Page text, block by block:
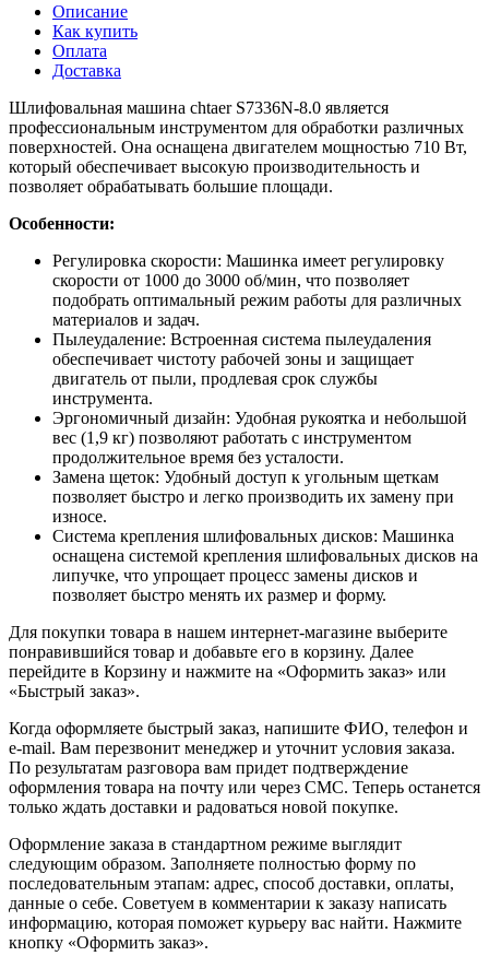
Описание
Как купить
Оплата
Доставка
Шлифовальная машина chtaer S7336N-8.0 является
профессиональным инструментом для обработки различных
поверхностей. Она оснащена двигателем мощностью 710 Вт,
который обеспечивает высокую производительность и
позволяет обрабатывать большие площади.
Особенности:
Регулировка скорости: Машинка имеет регулировку
скорости от 1000 до 3000 об/мин, что позволяет
подобрать оптимальный режим работы для различных
материалов и задач.
Пылеудаление: Встроенная система пылеудаления
обеспечивает чистоту рабочей зоны и защищает
двигатель от пыли, продлевая срок службы
инструмента.
Эргономичный дизайн: Удобная рукоятка и небольшой
вес (1,9 кг) позволяют работать с инструментом
продолжительное время без усталости.
Замена щеток: Удобный доступ к угольным щеткам
позволяет быстро и легко производить их замену при
износе.
Система крепления шлифовальных дисков: Машинка
оснащена системой крепления шлифовальных дисков на
липучке, что упрощает процесс замены дисков и
позволяет быстро менять их размер и форму.
Для покупки товара в нашем интернет-магазине выберите
понравившийся товар и добавьте его в корзину. Далее
перейдите в Корзину и нажмите на «Оформить заказ» или
«Быстрый заказ».
Когда оформляете быстрый заказ, напишите ФИО, телефон и
e-mail. Вам перезвонит менеджер и уточнит условия заказа.
По результатам разговора вам придет подтверждение
оформления товара на почту или через СМС. Теперь останется
только ждать доставки и радоваться новой покупке.
Оформление заказа в стандартном режиме выглядит
следующим образом. Заполняете полностью форму по
последовательным этапам: адрес, способ доставки, оплаты,
данные о себе. Советуем в комментарии к заказу написать
информацию, которая поможет курьеру вас найти. Нажмите
кнопку «Оформить заказ».